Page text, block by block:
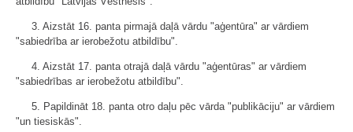
3. Aizstāt 16. panta pirmajā daļā vārdu "aģentūra" ar vārdiem
"sabiedrība ar ierobežotu atbildību".
4. Aizstāt 17. panta otrajā daļā vārdu "aģentūras" ar vārdiem
"sabiedrības ar ierobežotu atbildību".
5. Papildināt 18. panta otro daļu pēc vārda "publikāciju" ar vārdiem
"un tiesiskās".